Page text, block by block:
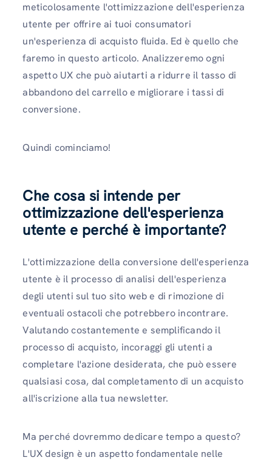
meticolosamente l'ottimizzazione dell'esperienza
utente per offrire ai tuoi consumatori
un'esperienza di acquisto fluida. Ed è quello che
faremo in questo articolo. Analizzeremo ogni
aspetto UX che può aiutarti a ridurre il tasso di
abbandono del carrello e migliorare i tassi di
conversione.
Quindi cominciamo!
Che cosa si intende per
ottimizzazione dell'esperienza
utente e perché è importante?
L'ottimizzazione della conversione dell'esperienza
utente è il processo di analisi dell'esperienza
degli utenti sul tuo sito web e di rimozione di
eventuali ostacoli che potrebbero incontrare.
Valutando costantemente e semplificando il
processo di acquisto, incoraggi gli utenti a
completare l'azione desiderata, che può essere
qualsiasi cosa, dal completamento di un acquisto
all'iscrizione alla tua newsletter.
Ma perché dovremmo dedicare tempo a questo?
L'UX design è un aspetto fondamentale nelle